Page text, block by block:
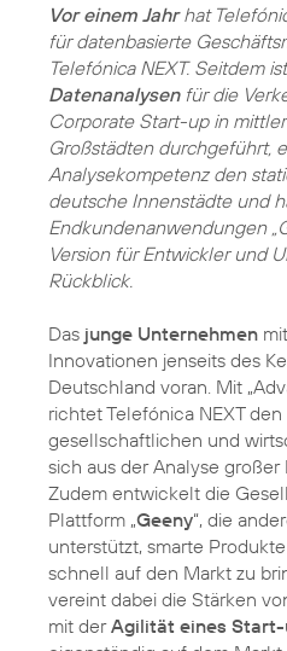
Vor einem Jahrhat
für datenbasierte
Telefónica NEXT. Seitdem
Datenanalysenfür die
Corporate Start-up in
Großstädten durchgeführt,
Analysekompetenz den
deutsche Innenstädte und
Endkundenanwendungen
Version für Entwickler und
Rückblick.
Das junge Unternehmen
Innovationen jenseits des
Deutschland voran. Mit
richtet Telefónica NEXT
gesellschaftlichen und
sich aus der Analyse
Zudem entwickelt die
Plattform „Geeny“, die
unterstützt, smarte
schnell auf den Markt zu
vereint dabei die Stärken
mit derAgilität eines